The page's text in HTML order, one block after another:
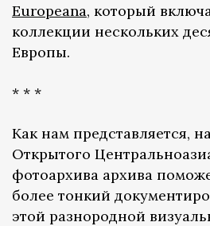
Europeana, который
коллекции нескольких
Европы.
* * *
Как нам представляется,
Открытого
фотоархива архива
более тонкий
этой разнородной